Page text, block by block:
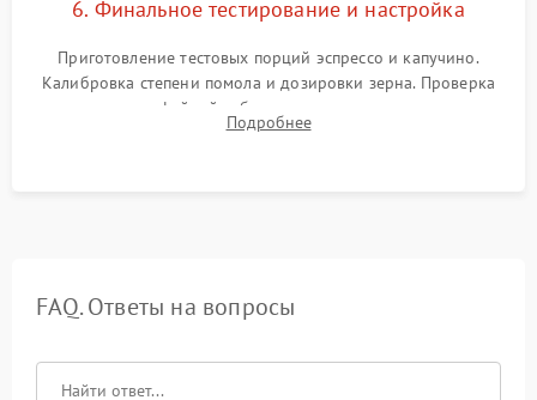
6. Финальное тестирование и настройка
Приготовление тестовых порций эспрессо и капучино.
Калибровка степени помола и дозировки зерна. Проверка
плотности кофейной таблетки, температуры напитка и
качества молочной пены. Контроль отсутствия посторонних
Подробнее
FAQ. Ответы на вопросы